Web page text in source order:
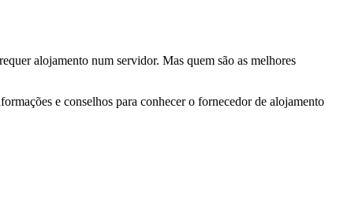
alojamento num servidor. Mas quem são as melhores
e conselhos para conhecer o fornecedor de alojamento